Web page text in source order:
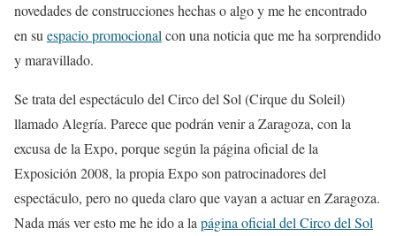
novedades de construcciones hechas o algo y me he encontrado
en suespacio promocionalcon una noticia que me ha sorprendido
y maravillado.
Se trata del espectáculo del Circo del Sol (Cirque du Soleil)
llamado Alegría. Parece que podrán venir a Zaragoza, con la
excusa de la Expo, porque según la página oficial de la
Exposición 2008, la propia Expo son patrocinadores del
espectáculo, pero no queda claro que vayan a actuar en Zaragoza.
Nada más ver esto me he ido a lapágina oficial del Circo del Sol